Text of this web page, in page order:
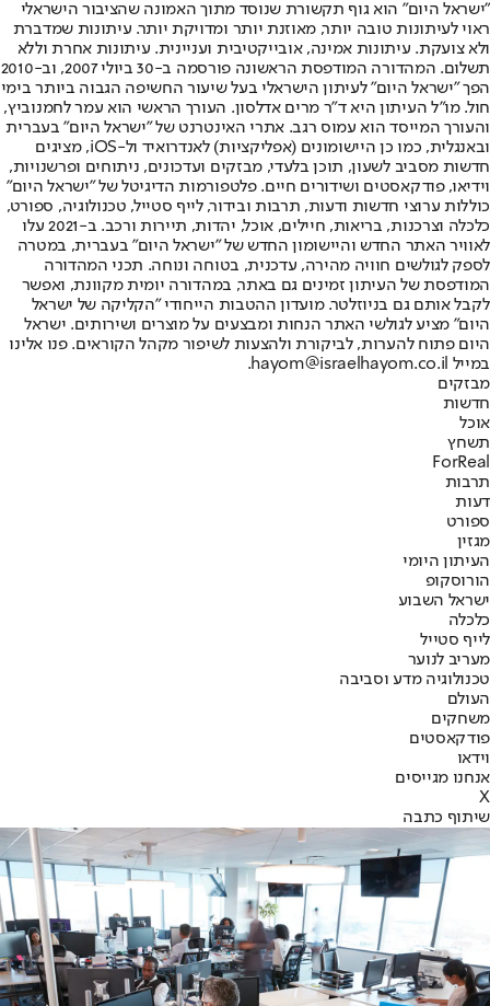
"ישראל היום" הוא גוף תקשורת שנוסד מתוך האמונה שהציבור הישראלי
ראוי לעיתונות טובה יותר, מאוזנת יותר ומדויקת יותר. עיתונות שמדברת
ולא צועקת. עיתונות אמינה, אובייקטיבית ועניינית. עיתונות אחרת וללא
תשלום. המהדורה המודפסת הראשונה פורסמה ב-30 ביולי 2007, וב-2010
הפך "ישראל היום" לעיתון הישראלי בעל שיעור החשיפה הגבוה ביותר בימי
חול. מו"ל העיתון היא ד"ר מרים אדלסון. העורך הראשי הוא עמר לחמנוביץ,
והעורך המייסד הוא עמוס רגב. אתרי האינטרנט של "ישראל היום" בעברית
ובאנגלית, כמו כן היישומונים (אפליקציות) לאנדרואיד ול-iOS, מציגים
חדשות מסביב לשעון, תוכן בלעדי, מבזקים ועדכונים, ניתוחים ופרשנויות,
וידיאו, פודקאסטים ושידורים חיים. פלטפורמות הדיגיטל של "ישראל היום"
כוללות ערוצי חדשות ודעות, תרבות ובידור, לייף סטייל, טכנולוגיה, ספורט,
כלכלה וצרכנות, בריאות, חיילים, אוכל, יהדות, תיירות ורכב. ב-2021 עלו
לאוויר האתר החדש והיישומון החדש של "ישראל היום" בעברית, במטרה
לספק לגולשים חוויה מהירה, עדכנית, בטוחה ונוחה. תכני המהדורה
המודפסת של העיתון זמינים גם באתר, במהדורה יומית מקוונת, ואפשר
לקבל אותם גם בניוזלטר. מועדון ההטבות הייחודי "הקליקה של ישראל
היום" מציע לגולשי האתר הנחות ומבצעים על מוצרים ושירותים. ישראל
היום פתוח להערות, לביקורת ולהצעות לשיפור מקהל הקוראים. פנו אלינו
במייל hayom@israelhayom.co.il.
מבזקים
חדשות
אוכל
תשחץ
ForReal
תרבות
דעות
ספורט
מגזין
העיתון היומי
הורוסקופ
ישראל השבוע
כלכלה
לייף סטייל
מעריב לנוער
טכנולוגיה מדע וסביבה
העולם
משחקים
פודקאסטים
וידאו
אנחנו מגייסים
X
שיתוף כתבה